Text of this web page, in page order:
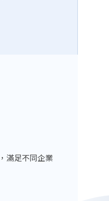
滿足不同企業